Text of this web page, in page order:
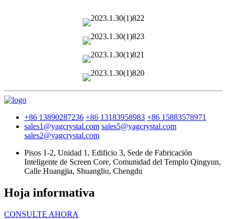
+86 13890287236 +86 13183958983 +86 15883578971
sales1@yagcrystal.com sales5@yagcrystal.com
sales2@yagcrystal.com
Pisos 1-2, Unidad 1, Edificio 3, Sede de Fabricación
Inteligente de Screen Core, Comunidad del Templo Qingyun,
Calle Huangjia, Shuangliu, Chengdu
Hoja informativa
CONSULTE AHORA